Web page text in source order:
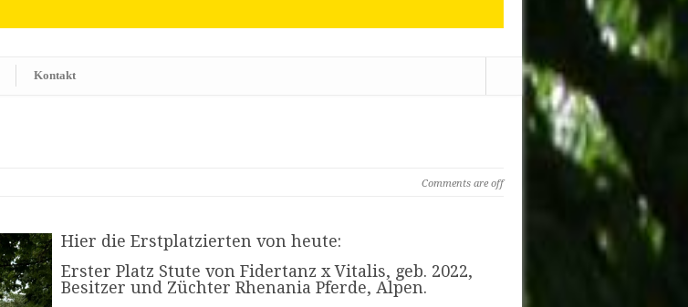
Kontakt
Comments are off
Hier die Erstplatzierten von heute:
Erster Platz Stute von Fidertanz x Vitalis, geb. 2022,
Besitzer und Züchter Rhenania Pferde, Alpen.